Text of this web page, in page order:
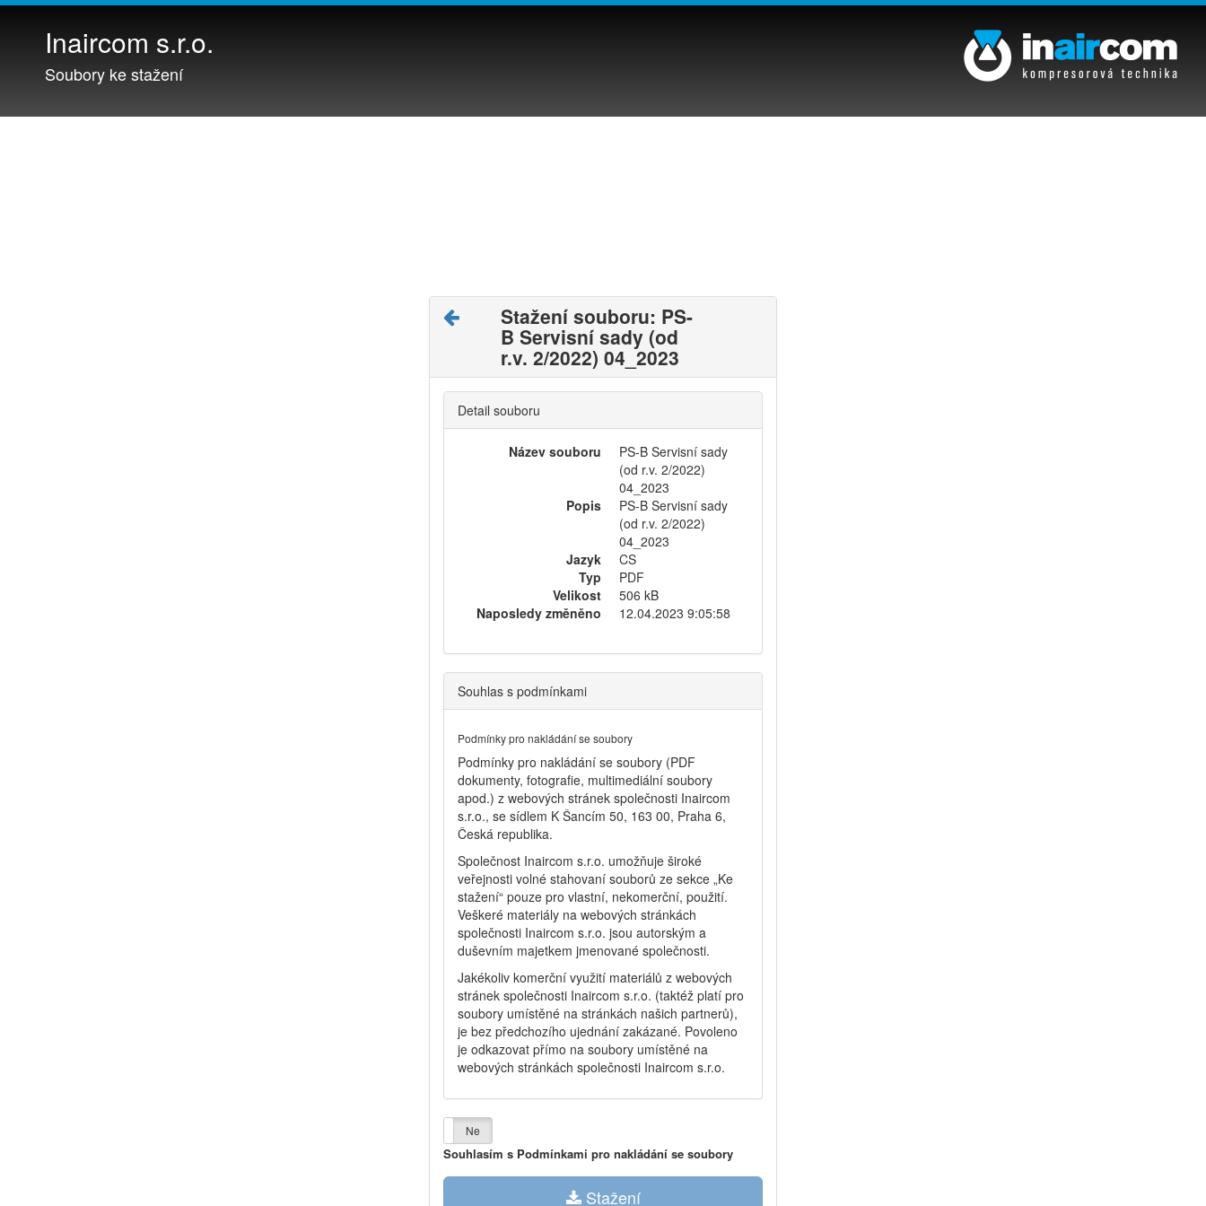
Inaircom s.r.o.
Soubory ke stažení
Stažení souboru: PS-
B Servisní sady (od
r.v. 2/2022) 04_2023
Detail souboru
Název souboru
PS-B Servisní sady
(od r.v. 2/2022)
04_2023
Popis
PS-B Servisní sady
(od r.v. 2/2022)
04_2023
Jazyk
CS
Typ
PDF
Velikost
506 kB
Naposledy změněno
12.04.2023 9:05:58
Souhlas s podmínkami
Podmínky pro nakládání se soubory
Podmínky pro nakládání se soubory (PDF
dokumenty, fotografie, multimediální soubory
apod.) z webových stránek společnosti Inaircom
s.r.o., se sídlem K Šancím 50, 163 00, Praha 6,
Česká republika.
Společnost Inaircom s.r.o. umožňuje široké
veřejnosti volné stahovaní souborů ze sekce „Ke
stažení“ pouze pro vlastní, nekomerční, použití.
Veškeré materiály na webových stránkách
společnosti Inaircom s.r.o. jsou autorským a
duševním majetkem jmenované společnosti.
Jakékoliv komerční využití materiálů z webových
stránek společnosti Inaircom s.r.o. (taktéž platí pro
soubory umístěné na stránkách našich partnerů),
je bez předchozího ujednání zakázané. Povoleno
je odkazovat přímo na soubory umístěné na
webových stránkách společnosti Inaircom s.r.o.
Ne
Souhlasím s Podmínkami pro nakládání se soubory
Stažení